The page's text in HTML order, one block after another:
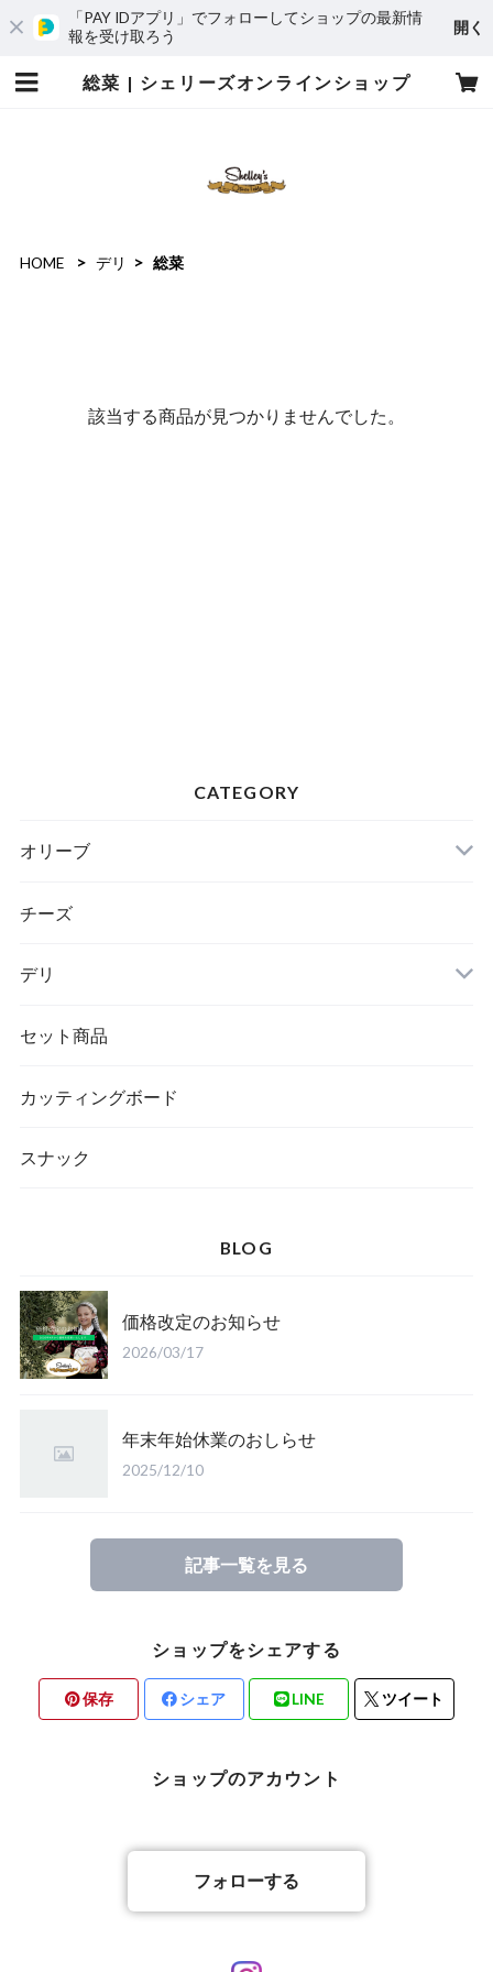
「PAY IDアプリ」でフォローしてショップの最新情
報を受け取ろう
開く
総菜 | シェリーズオンラインショップ
HOME デリ 総菜
該当する商品が見つかりませんでした。
CATEGORY
オリーブ
チーズ
デリ
セット商品
カッティングボード
スナック
BLOG
価格改定のお知らせ
2026/03/17
年末年始休業のおしらせ
2025/12/10
記事一覧を見る
ショップをシェアする
保存 シェア LINE ツイート
ショップのアカウント
フォローする